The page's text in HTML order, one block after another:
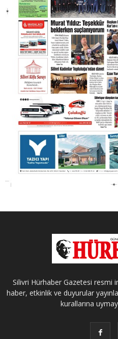
Silivri Hürhaber Gazetesi resmi
haber, etkinlik ve duyurular
kurallarına